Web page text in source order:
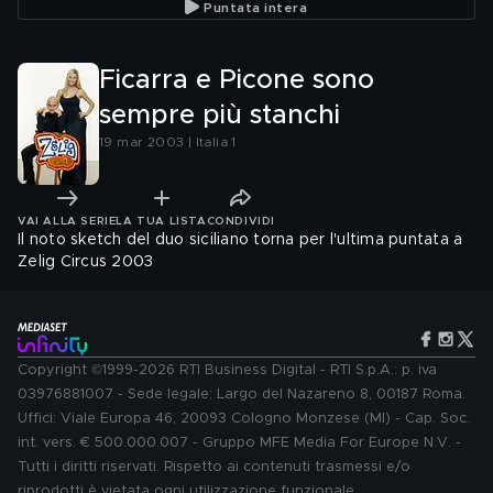
Puntata intera
Ficarra e Picone sono
sempre più stanchi
19 mar 2003 | Italia 1
VAI ALLA SERIE LA TUA LISTA CONDIVIDI
Il noto sketch del duo siciliano torna per l'ultima puntata a
Zelig Circus 2003
Copyright ©1999-2026 RTI Business Digital - RTI S.p.A.: p. iva
03976881007 - Sede legale: Largo del Nazareno 8, 00187 Roma.
Uffici: Viale Europa 46, 20093 Cologno Monzese (MI) - Cap. Soc.
int. vers. € 500.000.007 - Gruppo MFE Media For Europe N.V. -
Tutti i diritti riservati. Rispetto ai contenuti trasmessi e/o